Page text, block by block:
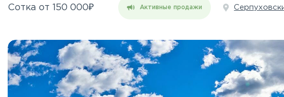
Сотка от 150 000₽ Активные продажи